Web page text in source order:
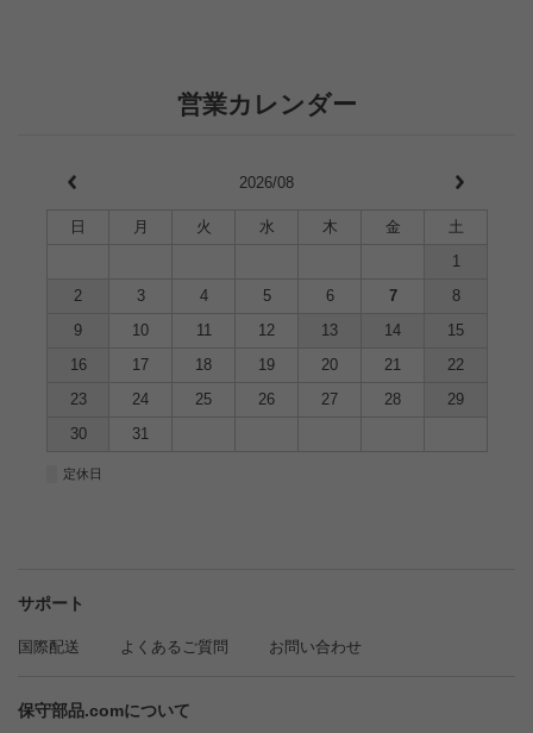
営業カレンダー
2026/08
日 月 火 水 木 金
土
1
2
3 4 5 6 7
8
9
10 11 12 13 14
15
16
17 18 19 20 21
22
23
24 25 26 27 28
29
30
31
定休日
サポート
国際配送 よくあるご質問 お問い合わせ
保守部品.comについて